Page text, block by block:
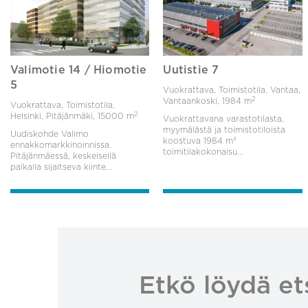
Valimotie 14 / Hiomotie
5
Vuokrattava, Toimistotila,
Helsinki, Pitäjänmäki, 15000 m2
Uudiskohde Valimo
ennakkomarkkinoinnissa.
Pitäjänmäessä, keskeisellä
paikalla sijaitseva kiinte...
Uutistie 7
Vuokrattava, Toimistotila, Vantaa,
Vantaankoski,1984 m2
Vuokrattavana varastotilasta,
myymälästä ja toimistotiloista
koostuva 1984 m²
toimitilakokonaisu...
Etkö löydä